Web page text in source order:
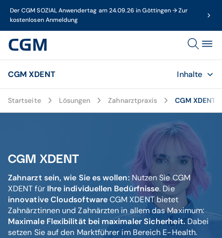
Der CGM SOZIAL Anwendertag am 24.09.26 in Göttingen → Zur
kostenlosen Anmeldung
CGM XDENT Inhalte
Startseite Lösungen Zahnarztpraxis CGM XDENT
CGM XDENT
Zahnarzt sein, wie Sie es wollen: Nutzen Sie CGM
XDENT für Ihre individuellen Bedürfnisse. Die
innovative CloudsoftwareCGM XDENT bietet
Zahnärztinnen und Zahnärzten in allem das Maximum:
Maximale Flexibilität bei maximaler Sicherheit.Dabei
setzen Sie auf den Marktführer im Bereich E-Health.